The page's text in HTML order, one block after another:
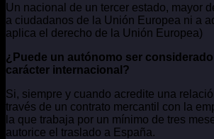
Un nacional de un tercer estado, mayor
a ciudadanos de la Unión Europea ni a
aplica el derecho de la Unión Europea)
¿Puede un autónomo ser
carácter internacional?
Si, siempre y cuando acredite una
través de un contrato mercantil con la
la que trabaja por un mínimo de tres
autorice el traslado a España.